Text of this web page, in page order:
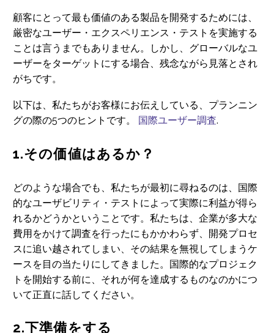
顧客にとって最も価値のある製品を開発するためには、
厳密なユーザー・エクスペリエンス・テストを実施する
ことは言うまでもありません。しかし、グローバルなユ
ーザーをターゲットにする場合、残念ながら見落とされ
がちです。
以下は、私たちがお客様にお伝えしている、プランニン
グの際の5つのヒントです。 国際ユーザー調査.
1.その価値はあるか？
どのような場合でも、私たちが最初に尋ねるのは、国際
的なユーザビリティ・テストによって実際に利益が得ら
れるかどうかということです。私たちは、企業が多大な
費用をかけて調査を行ったにもかかわらず、開発プロセ
スに追い越されてしまい、その結果を無視してしまうケ
ースを目の当たりにしてきました。国際的なプロジェク
トを開始する前に、それが何を達成するものなのかにつ
いて正直に話してください。
2.下準備をする